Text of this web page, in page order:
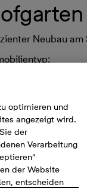
Neubau
optimieren und
angezeigt wird.
der
Verarbeitung
der Website
entscheiden